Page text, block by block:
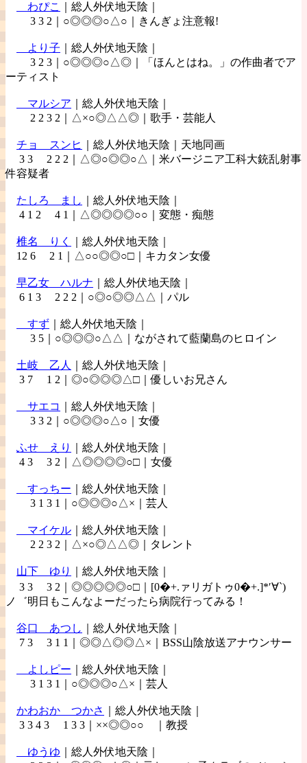
わぴこ
｜総人外伏地天陰｜
3 3 2｜○◎◎◎○△○｜きんぎょ注意報!
より子 ｜総人外伏地天陰｜
3 2 3｜○◎◎◎○△◎｜「ほんとはね。」の作曲者でア
ーティスト
マルシア ｜総人外伏地天陰｜
2 2 3 2｜△×○◎△△◎｜歌手・芸能人
チョ スンヒ
｜総人外伏地天陰｜天地同画
3 3 2 2 2｜△◎○◎◎○△｜米バージニア工科大銃乱射事
件容疑者
たしろ まし
｜総人外伏地天陰｜
4 1 2 4 1｜△◎◎◎◎○○｜変態・痴態
椎名 りく
｜総人外伏地天陰｜
12 6 2 1｜△○○◎◎○□｜キカタン女優
早乙女 ハルナ ｜総人外伏地天陰｜
6 1 3 2 2 2｜○◎○◎◎△△｜パル
すず ｜総人外伏地天陰｜
3 5｜○◎◎◎○△△｜ながされて藍蘭島のヒロイン
土岐 乙人
｜総人外伏地天陰｜
3 7 1 2｜◎○◎◎◎△□｜優しいお兄さん
サエコ
｜総人外伏地天陰｜
3 3 2｜○◎◎◎○△○｜女優
ふせ えり
｜総人外伏地天陰｜
4 3 3 2｜△◎◎◎◎○□｜女優
すっちー ｜総人外伏地天陰｜
3 1 3 1｜○◎◎◎○△×｜芸人
マイケル ｜総人外伏地天陰｜
2 2 3 2｜△×○◎△△◎｜タレント
山下 ゆり
｜総人外伏地天陰｜
3 3 3 2｜◎◎◎◎◎○□｜[0�+.ァリガトゥ0�+.]*′∀`)
ノ゛明日もこんなよーだったら病院行ってみる！
谷口 あつし
｜総人外伏地天陰｜
7 3 3 1 1｜◎◎△◎◎△×｜BSS山陰放送アナウンサー
よしピー ｜総人外伏地天陰｜
3 1 3 1｜○◎◎◎○△×｜芸人
かわおか つかさ
｜総人外伏地天陰｜
3 3 4 3 1 3 3｜××◎◎○○ ｜教授
ゆうゆ ｜総人外伏地天陰｜